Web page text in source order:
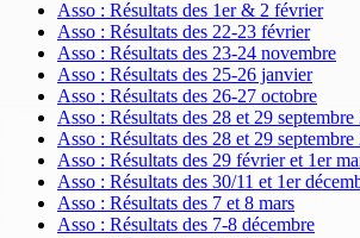
Asso : Résultats des 1er & 2 février
Asso : Résultats des 22-23 février
Asso : Résultats des 23-24 novembre
Asso : Résultats des 25-26 janvier
Asso : Résultats des 26-27 octobre
Asso : Résultats des 28 et 29 septembre
Asso : Résultats des 28 et 29 septembre
Asso : Résultats des 29 février et 1er
Asso : Résultats des 30/11 et 1er
Asso : Résultats des 7 et 8 mars
Asso : Résultats des 7-8 décembre